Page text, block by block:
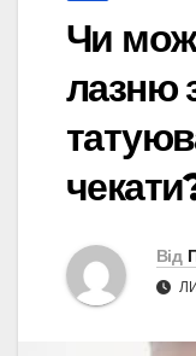
Чи
лазню
Від